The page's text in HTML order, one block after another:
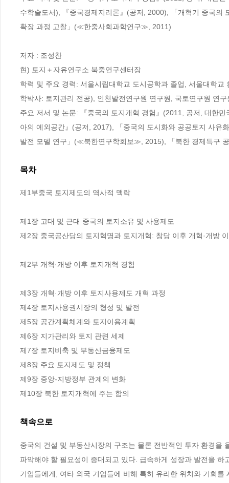
수학술도서), 『중국경제지리론』(공저, 2000), 「개혁기 중국
확장 과정 고찰」(≪한중사회과학연구≫, 2011)
저자 : 조성찬
현) 토지＋자유연구소 북중연구센터장
학력 및 주요 경력: 서울시립대학교 도시공학과 졸업, 서울대학
학박사: 토지관리 전공), 인천발전연구원 연구원, 국토연구원 연
주요 저서 및 논문: 『중국의 토지개혁 경험』(2011, 공저, 대한
아의 예외공간』(공저, 2017), 「중국의 도시화와 공공토지 사
발전 모델 연구」(≪북한연구학회보≫, 2015), 「북한 경제특구
목차
제1부중국 토지제도의 역사적 맥락
제1장 고대 및 근대 중국의 토지소유 및 사용제도
제2장 중국공산당의 토지혁명과 토지개혁: 창당 이후 개혁·개방
제2부 개혁·개방 이후 토지개혁 경험
제3장 개혁·개방 이후 토지사용제도 개혁 과정
제4장 토지사용권시장의 형성 및 발전
제5장 공간계획체계와 토지이용계획
제6장 지가관리와 토지 관련 세제
제7장 토지비축 및 부동산금융제도
제8장 주요 토지제도 및 정책
제9장 중앙-지방정부 관계의 변화
제10장 북한 토지개혁에 주는 함의
책속으로
중국의 건설 및 부동산시장의 구조는 물론 전반적인 투자 환경을
파악해야 할 필요성이 증대되고 있다. 급속하게 성장과 발전을
기업들에게, 여타 외국 기업들에 비해 특히 유리한 위치와 기회